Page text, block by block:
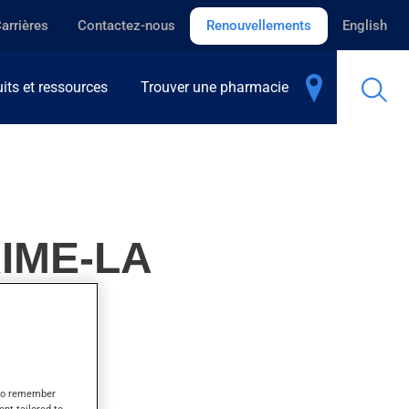
Contactez-nous Renouvellements English
et ressources Trouver une pharmacie
LA
remember